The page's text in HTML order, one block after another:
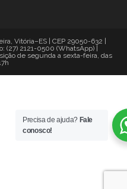
Vitória–ES | CEP 29050-632 |
(27) 2121-0500 (WhatsApp) |
de segunda a sexta-feira, das
Precisa de ajuda? Fale
conosco!